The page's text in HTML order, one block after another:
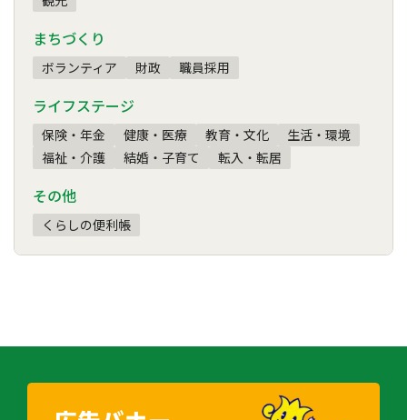
まちづくり
ボランティア 財政 職員採用
ライフステージ
保険・年金 健康・医療 教育・文化
生活・環境
福祉・介護
結婚・子育て 転入・転居
その他
くらしの便利帳